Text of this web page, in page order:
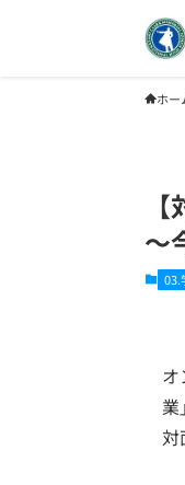
ホー
～
03.
業
対